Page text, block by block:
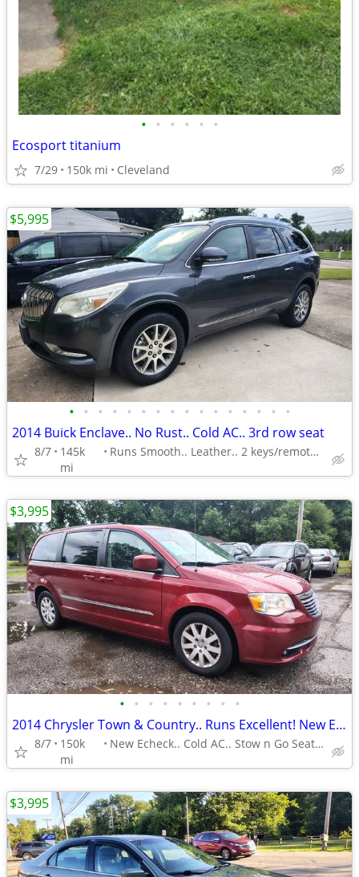
• • • • • •
Ecosport titanium
7/29 150k mi Cleveland
• • • • • • • • • • • • • • • •
2014 Buick Enclave.. No Rust.. Cold AC.. 3rd row seat
8/7
145k
mi
Runs Smooth.. Leather.. 2 keys/remotes..
$5,995
• • • • • • • • •
2014 Chrysler Town & Country.. Runs Excellent! New Echeck.. No Rust!
8/7
150k
mi
New Echeck.. Cold AC.. Stow n Go Seats..
$3,995
$3,995